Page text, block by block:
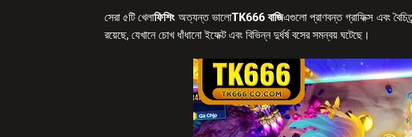
সেরা ৫টি খেলাফিশিং অত্যন্ত ভালোTK666 বাজিএগুলো প্রাণবন্ত গ্রাফিক্স এবং
রয়েছে, যেখানে চোখ ধাঁধানো ইফেক্ট এবং বিভিন্ন দুর্ধর্ষ বসের সমন্বয় ঘটেছে।